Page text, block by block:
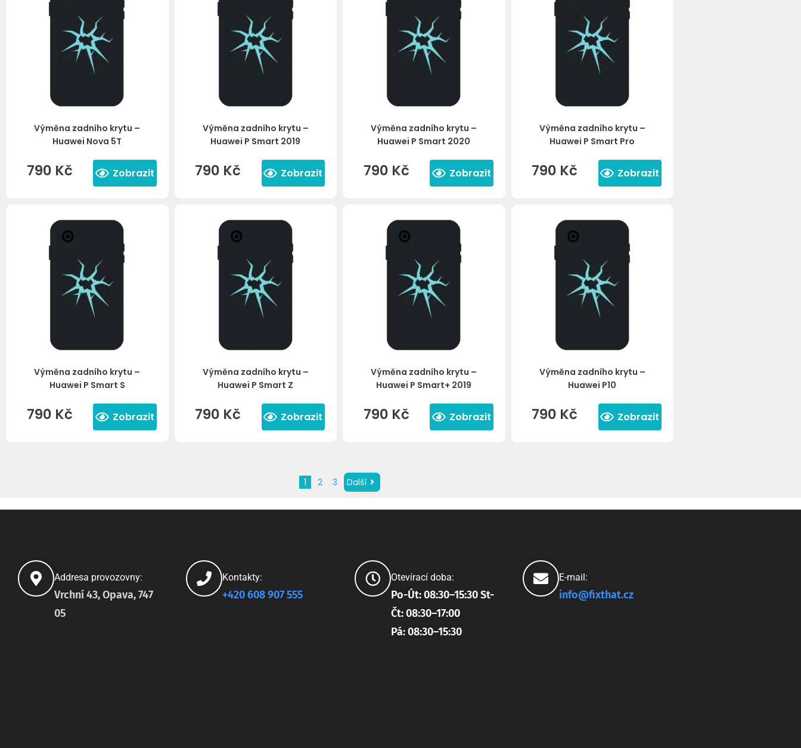
Výměna zadního krytu –
Huawei Nova 5T
790 Kč Zobrazit
Výměna zadního krytu –
Huawei P Smart 2019
790 Kč Zobrazit
Výměna zadního krytu –
Huawei P Smart 2020
790 Kč Zobrazit
Výměna zadního krytu –
Huawei P Smart Pro
790 Kč Zobrazit
Výměna zadního krytu –
Huawei P Smart S
790 Kč Zobrazit
Výměna zadního krytu –
Huawei P Smart Z
790 Kč Zobrazit
Výměna zadního krytu –
Huawei P Smart+ 2019
790 Kč Zobrazit
Výměna zadního krytu –
Huawei P10
790 Kč Zobrazit
1 2 3 Další
Addresa provozovny:
Vrchní 43, Opava, 747
05
Kontakty:
+420 608 907 555
Otevírací doba:
Po-Út: 08:30–15:30 St-
Čt: 08:30–17:00
Pá: 08:30–15:30
E-mail:
info@fixthat.cz